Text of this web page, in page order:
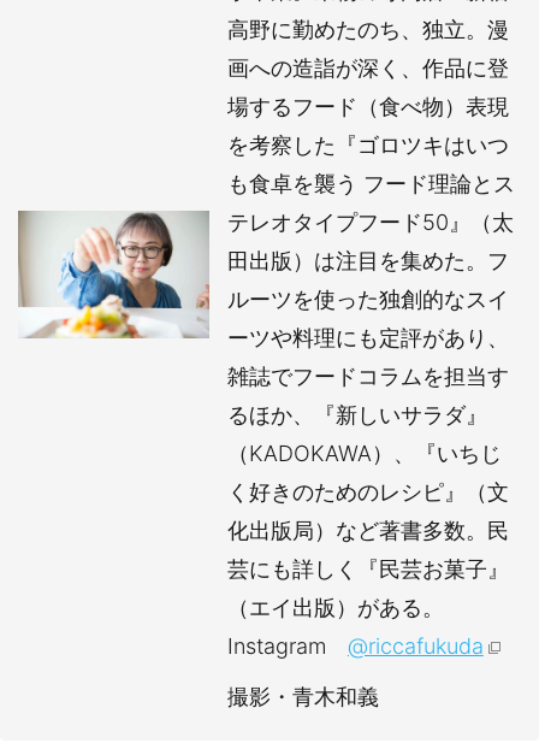
高野に勤めたのち、独立。漫
画への造詣が深く、作品に登
場するフード（食べ物）表現
を考察した『ゴロツキはいつ
も食卓を襲う フード理論とス
テレオタイプフード50』（太
田出版）は注目を集めた。フ
ルーツを使った独創的なスイ
ーツや料理にも定評があり、
雑誌でフードコラムを担当す
るほか、『新しいサラダ』
（KADOKAWA）、『いちじ
く好きのためのレシピ』（文
化出版局）など著書多数。民
芸にも詳しく『民芸お菓子』
（エイ出版）がある。
Instagram @riccafukuda
撮影・青木和義